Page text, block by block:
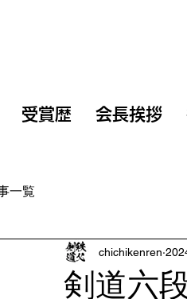
受賞歴 会長挨拶
一覧
剣道六
chichikenren